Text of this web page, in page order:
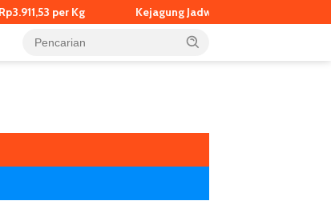
Kejagung Jadwalkan Pemeriksaan Eks Jampidsus